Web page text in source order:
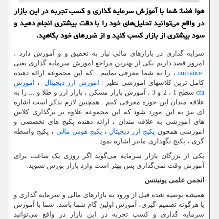
هوا فضا: شما با آموزش سرمایه گذاری و كسب تجربه در این بازار
در واقع می‌توانید تحلیل‌های خود را با دقت بیشتری انجام دهید و
سود بیشتری از بازار كسب كنید و از ضررهای خود بكاهید.
سرایه گذاری در بازارهای مالی نیاز به تحقیق و و آموزش دارد ،
امروز قصد داریم یکی از بهترین مراجع اموزش سرمایه گذاری یعنی
uninance ، را به شما معرفی نماییم . که این مجموعه ارائه دهنده
کامل ترین کلاسهای اموزشی نظیر :
اموزش ارز دیجیتال ،
اموزش
cfa
سطح 1 ، 2 و 3 ، آموزش بازار مسکن ، بازار ارز و طلا و ... را به
علاقه مندان این حوزه معرفی کنیم . همچنین لازم بذکر است اشاره
ای نیز به این مورد شود که این مجموعه علاوه بر برگذاری کلاس
های اموزشی به علاقه مندان ، ارائه دهنده پکیج های تخصصی و
اموزشی همچون پکیج ارز دیجیتال ، پکیج هوش مالی ، پکیج واسطه
گری ، پکیج نگهداری ماینر اشاره نمود .
یکی از بزرگان بازار سرمایه می‌گوید اگر روزی یک ساعت برای
آموزش وقت نمی‌گذاری پس بهتر است وارد بازار بورس نشوید.
انجمن علمی یونیننس
همیشه توصیه شده قبل از ورود به بازارهای مالی و سرمایه گذاری و
یا هرگونه تصمیم گیری، آموزش اولین گام شما باشد. شما با آموزش
سرمایه گذاری و کسب تجربه در این بازار در واقع می‌توانید